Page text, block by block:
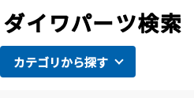
カテゴリから探す